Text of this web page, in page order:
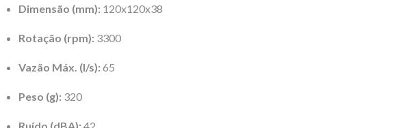
Dimensão (mm): 120x120x38
Rotação (rpm): 3300
Vazão Máx. (l/s): 65
Peso (g): 320